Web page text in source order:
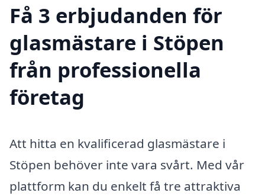
Få 3 erbjudanden för
glasmästare i Stöpen
från professionella
företag
Att hitta en kvalificerad glasmästare i
Stöpen behöver inte vara svårt. Med vår
plattform kan du enkelt få tre attraktiva